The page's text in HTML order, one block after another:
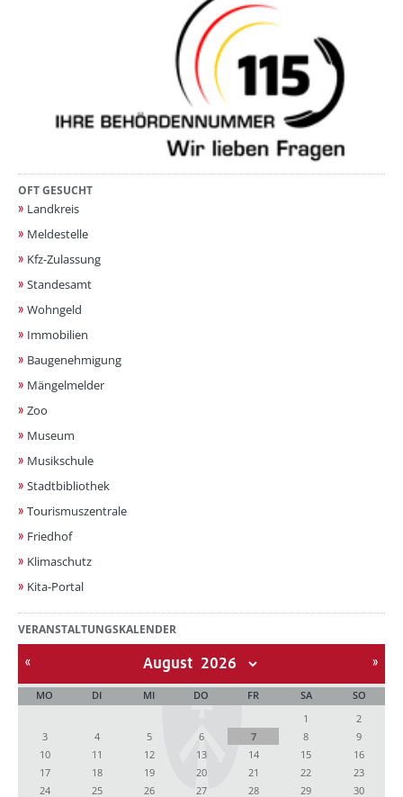
OFT GESUCHT
Landkreis
Meldestelle
Kfz-Zulassung
Standesamt
Wohngeld
Immobilien
Baugenehmigung
Mängelmelder
Zoo
Museum
Musikschule
Stadtbibliothek
Tourismuszentrale
Friedhof
Klimaschutz
Kita-Portal
VERANSTALTUNGSKALENDER
August
MO DI MI DO FR SA
SO
1
2
3
4 5 6 7 8
9
10
11 12 13 14 15
16
17
18 19 20 21 22
23
24
25 26 27 28 29 30